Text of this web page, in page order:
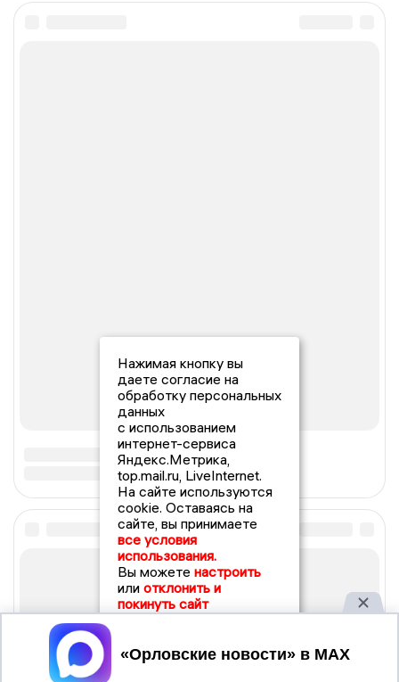
Нажимая кнопку вы
даете согласие на
обработку персональных
данных
с использованием
интернет-сервиса
Яндекс.Метрика,
top.mail.ru, LiveInternet.
На сайте используются
cookie. Оставаясь на
сайте, вы принимаете
все условия
использования.
Вы можете настроить
или отклонить и
покинуть сайт
Принять